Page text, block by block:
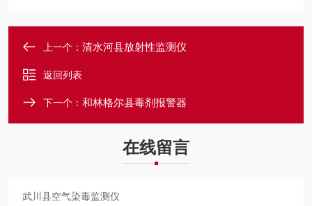
上一个： 清水河县放射性监测仪
返回列表
下一个： 和林格尔县毒剂报警器
在线留言